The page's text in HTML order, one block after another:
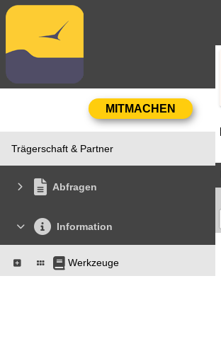
Trägerschaft & Partner
Abfragen
Information
Werkzeuge